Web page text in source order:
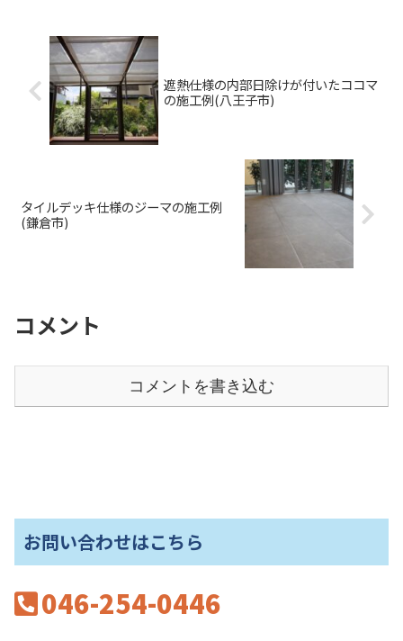
遮熱仕様の内部日除けが付いたココマ
の施工例(八王子市)
タイルデッキ仕様のジーマの施工例
(鎌倉市)
コメント
コメントを書き込む
お問い合わせはこちら
046-254-0446